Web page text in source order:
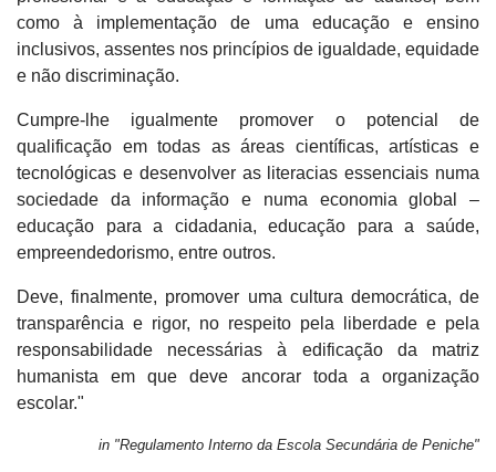
como à implementação de uma educação e ensino
inclusivos, assentes nos princípios de igualdade, equidade
e não discriminação.
Cumpre-lhe igualmente promover o potencial de
qualificação em todas as áreas científicas, artísticas e
tecnológicas e desenvolver as literacias essenciais numa
sociedade da informação e numa economia global –
educação para a cidadania, educação para a saúde,
empreendedorismo, entre outros.
Deve, finalmente, promover uma cultura democrática, de
transparência e rigor, no respeito pela liberdade e pela
responsabilidade necessárias à edificação da matriz
humanista em que deve ancorar toda a organização
escolar."
in "Regulamento Interno da Escola Secundária de Peniche"